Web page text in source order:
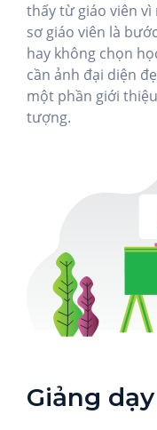
thấy từ giáo viên vì
sơ giáo viên là
hay không chọn
cần ảnh đại diện
một phần giới
tượng.
Giảng